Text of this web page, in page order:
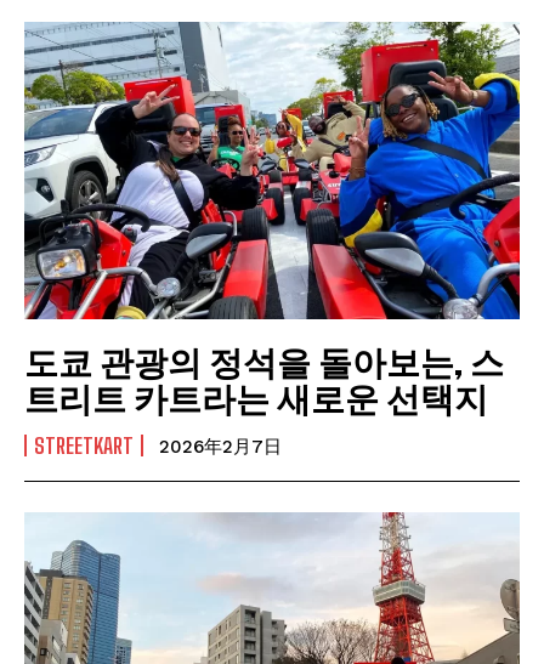
도쿄 관광의 정석을 돌아보는, 스
트리트 카트라는 새로운 선택지
STREETKART 2026年2月7日